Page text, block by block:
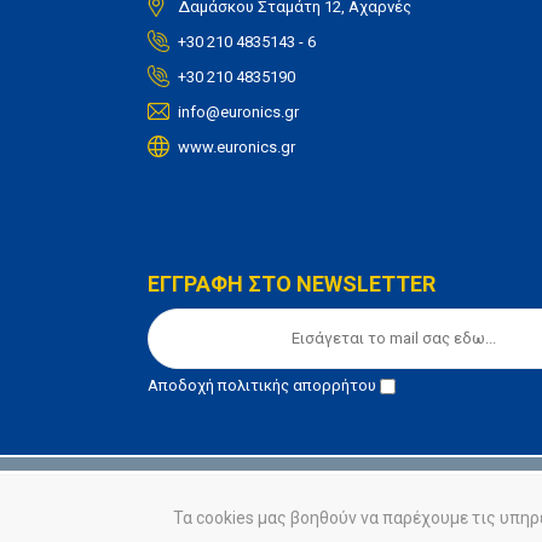
Δαμάσκου Σταμάτη 12, Αχαρνές
+30 210 4835143 - 6
+30 210 4835190
info@euronics.gr
www.euronics.gr
ΕΓΓΡΑΦΗ ΣΤΟ NEWSLETTER
Αποδοχήπολιτικής απορρήτου
Τα cookies μας βοηθούν να παρέχουμε τις